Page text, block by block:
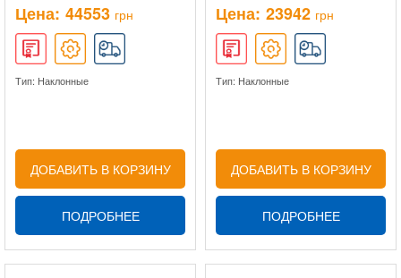
Цена: 44553 грн
Тип: Наклонные
ДОБАВИТЬ В КОРЗИНУ
ПОДРОБНЕЕ
Цена: 23942 грн
Тип: Наклонные
ДОБАВИТЬ В КОРЗИНУ
ПОДРОБНЕЕ